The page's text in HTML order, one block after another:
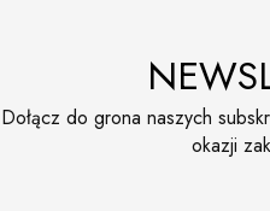
Dołącz do grona naszych
okazji